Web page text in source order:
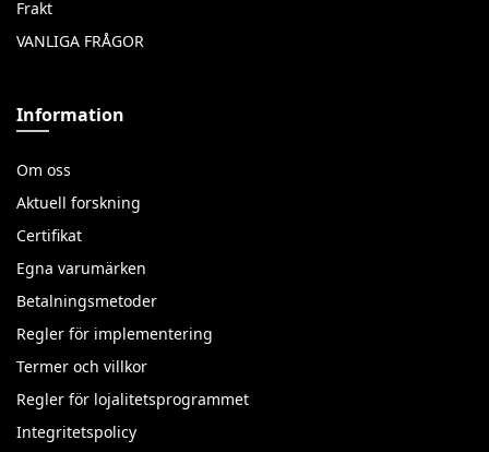
Frakt
VANLIGA FRÅGOR
Information
Om oss
Aktuell forskning
Certifikat
Egna varumärken
Betalningsmetoder
Regler för implementering
Termer och villkor
Regler för lojalitetsprogrammet
Integritetspolicy